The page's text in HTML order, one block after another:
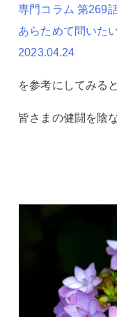
専門コラム 第269
あらためて問いた
2023.04.24
を参考にしてみる
皆さまの健闘を陰